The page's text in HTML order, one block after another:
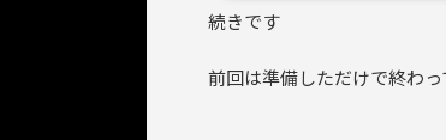
続きです
前回は準備しただけで終わっ